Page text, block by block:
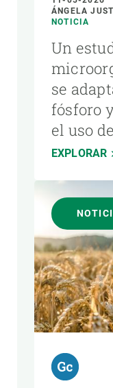
ÁNGELA
NOTICIA
Un
se
fósforo
el uso
EXPLORAR